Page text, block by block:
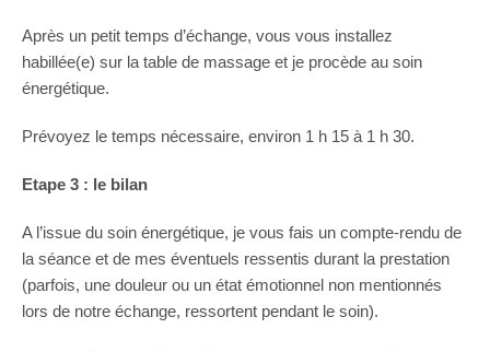
Après un petit temps d’échange, vous vous installez
habillée(e) sur la table de massage et je procède au soin
énergétique.
Prévoyez le temps nécessaire, environ 1 h 15 à 1 h 30.
Etape 3 : le bilan
A l’issue du soin énergétique, je vous fais un compte-rendu de
la séance et de mes éventuels ressentis durant la prestation
(parfois, une douleur ou un état émotionnel non mentionnés
lors de notre échange, ressortent pendant le soin).